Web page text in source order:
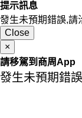
提示訊息
發生未預期錯誤,請
Close
×
請移駕到商周App
發生未預期錯